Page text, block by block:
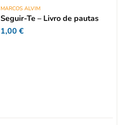
MARCOS ALVIM
Seguir-Te – Livro de pautas
1,00€